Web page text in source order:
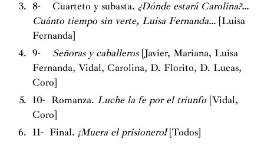
8- Cuarteto y subasta. ¿Dónde estará Carolina?…
Cuánto tiempo sin verte, Luisa Fernanda… [Luisa
Fernanda]
9- Señoras y caballeros [Javier, Mariana, Luisa
Fernanda, Vidal, Carolina, D. Florito, D. Lucas,
Coro]
10- Romanza. Luche la fe por el triunfo [Vidal,
Coro]
11- Final. ¡Muera el prisionero![Todos]